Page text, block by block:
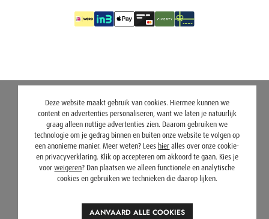
Deze website maakt gebruik van cookies. Hiermee kunnen we
content en advertenties personaliseren, want we laten je natuurlijk
graag alleen nuttige advertenties zien. Daarom gebruiken we
technologie om je gedrag binnen en buiten onze website te volgen op
een anonieme manier. Meer weten? Lees hier alles over onze cookie-
en privacyverklaring. Klik op accepteren om akkoord te gaan. Kies je
voorweigeren? Dan plaatsen we alleen functionele en analytische
cookies en gebruiken we technieken die daarop lijken.
AANVAARD ALLE COOKIES